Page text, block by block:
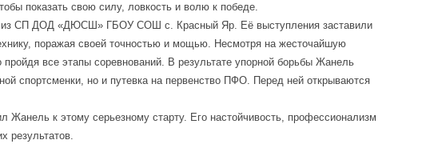
показать свою силу, ловкость и волю к победе.
из СП ДОД «ДЮСШ» ГБОУ СОШ с. Красный Яр. Её выступления заставили
поражая своей точностью и мощью. Несмотря на жесточайшую
все этапы соревнований. В результате упорной борьбы Жанель
спортсменки, но и путевка на первенство ПФО. Перед ней открываются
к этому серьезному старту. Его настойчивость, профессионализм
результатов.